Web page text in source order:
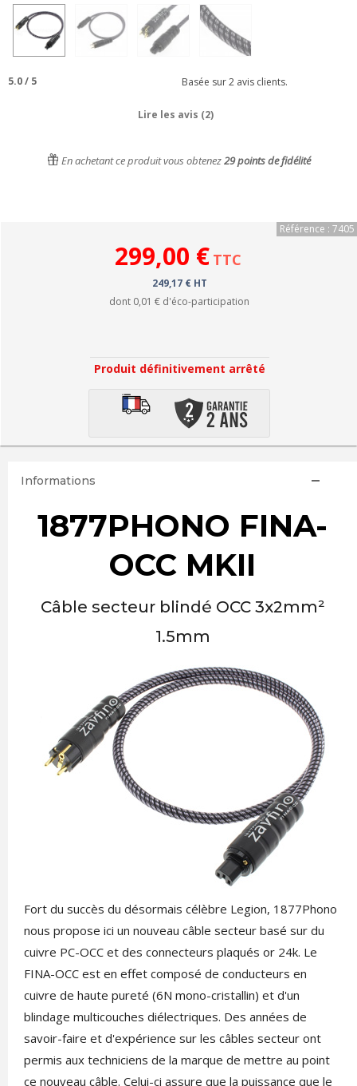
5.0/ 5 Basée sur2 avis clients.
Lire les avis (2)
En achetant ce produit vous obtenez29points de fidélité
Référence : 7405
299,00 € TTC
249,17 € HT
dont 0,01 € d'éco-participation
Produit définitivement arrêté
Informations
1877PHONO FINA-
OCC MKII
Câble secteur blindé OCC 3x2mm²
1.5mm
Fort du succès du désormais célèbre Legion, 1877Phono
nous propose ici un nouveau câble secteur basé sur du
cuivre PC-OCC et des connecteurs plaqués or 24k. Le
FINA-OCC est en effet composé de conducteurs en
cuivre de haute pureté (6N mono-cristallin) et d'un
blindage multicouches diélectriques. Des années de
savoir-faire et d'expérience sur les câbles secteur ont
permis aux techniciens de la marque de mettre au point
ce nouveau câble. Celui-ci assure que la puissance que le